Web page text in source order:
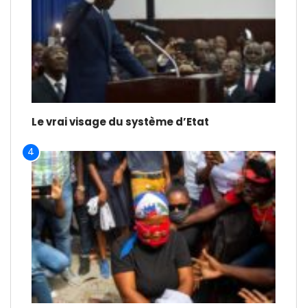
Le vrai visage du système d’Etat
4